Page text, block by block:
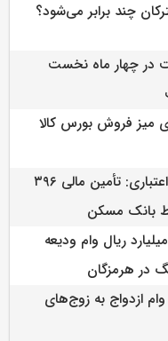
چند برابر می‌شود؟
در چهار ماه نخست
میز فروش بورس کالا
معاون مدیرعامل در امور اعتباری: تأمین مالی ۳۹۶
بانک مسکن
تسهیل در پرداخت ۲۲۰۰ میلیارد ریال وام ودیعه
در هرمزگان
از ۸ همت وام ازدواج به زوج‌های